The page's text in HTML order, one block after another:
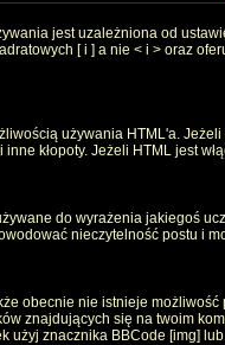
jest uzależniona od
[ i ] a nie < i > oraz
używania HTML'a.
kłopoty. Jeżeli HTML jest
do wyrażenia jakiegoś
nieczytelność postu i
obecnie nie istnieje
znajdujących się na twoim
użyj znacznika BBCode [img]